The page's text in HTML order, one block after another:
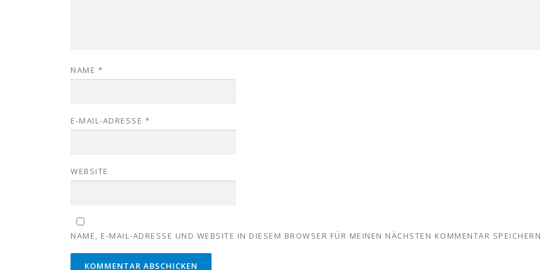
NAME *
E-MAIL-ADRESSE *
WEBSITE
NAME, E-MAIL-ADRESSE UND WEBSITE IN DIESEM BROWSER FÜR MEINEN NÄCHSTEN KOMMENTAR